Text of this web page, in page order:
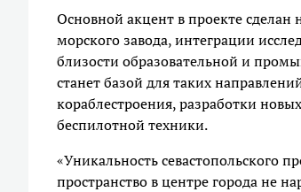
Основной акцент в проекте сделан
морского завода, интеграции
близости образовательной и
станет базой для таких
кораблестроения, разработки
беспилотной техники.
«Уникальность севастопольского
пространство в центре города не